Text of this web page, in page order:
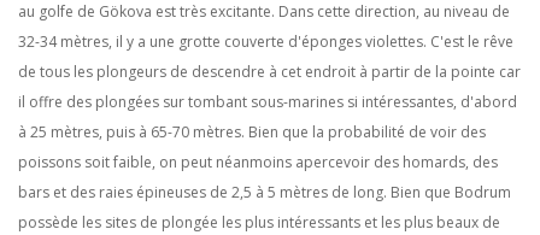
au golfe de Gökova est très excitante. Dans cette direction, au niveau de
32-34 mètres, il y a une grotte couverte d'éponges violettes. C'est le rêve
de tous les plongeurs de descendre à cet endroit à partir de la pointe car
il offre des plongées sur tombant sous-marines si intéressantes, d'abord
à 25 mètres, puis à 65-70 mètres. Bien que la probabilité de voir des
poissons soit faible, on peut néanmoins apercevoir des homards, des
bars et des raies épineuses de 2,5 à 5 mètres de long. Bien que Bodrum
possède les sites de plongée les plus intéressants et les plus beaux de